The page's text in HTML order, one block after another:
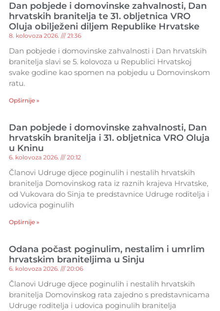
Dan pobjede i domovinske zahvalnosti, Dan
hrvatskih branitelja te 31. obljetnica VRO
Oluja obilježeni diljem Republike Hrvatske
8. kolovoza 2026. 21:36
Dan pobjede i domovinske zahvalnosti i Dan hrvatskih
branitelja slavi se 5. kolovoza u Republici Hrvatskoj
svake godine kao spomen na pobjedu u Domovinskom
ratu.
Opširnije »
Dan pobjede i domovinske zahvalnosti, Dan
hrvatskih branitelja i 31. obljetnica VRO Oluja
u Kninu
6. kolovoza 2026. 20:12
Članovi Udruge djece poginulih i nestalih hrvatskih
branitelja Domovinskog rata iz raznih krajeva Hrvatske,
od Vukovara do Sinja te predstavnice Udruge roditelja i
udovica poginulih
Opširnije »
Odana počast poginulim, nestalim i umrlim
hrvatskim braniteljima u Sinju
6. kolovoza 2026. 20:06
Članovi Udruge djece poginulih i nestalih hrvatskih
branitelja Domovinskog rata zajedno s predstavnicama
Udruge roditelja i udovica poginulih branitelja